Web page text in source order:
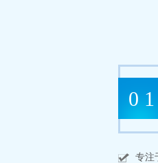
0 1
专注